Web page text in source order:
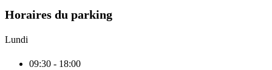
Horaires du parking
Lundi
09:30 - 18:00